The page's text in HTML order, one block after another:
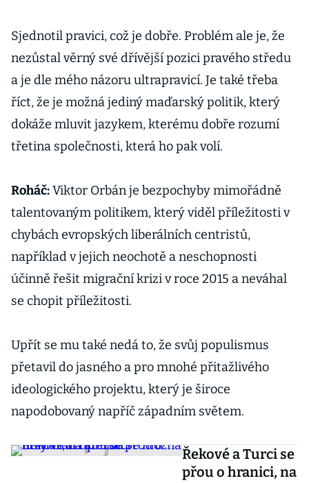
Sjednotil pravici, což je dobře. Problém ale je, že
nezůstal věrný své dřívější pozici pravého středu
a je dle mého názoru ultrapravicí. Je také třeba
říct, že je možná jediný maďarský politik, který
dokáže mluvit jazykem, kterému dobře rozumí
třetina společnosti, která ho pak volí.
Roháč:Viktor Orbán je bezpochyby mimořádně
talentovaným politikem, který viděl příležitosti v
chybách evropských liberálních centristů,
například v jejich neochotě a neschopnosti
účinně řešit migrační krizi v roce 2015 a neváhal
se chopit příležitosti.
Upřít se mu také nedá to, že svůj populismus
přetavil do jasného a pro mnohé přitažlivého
ideologického projektu, který je široce
napodobovaný napříč západním světem.
Řekové a Turci se
přou o hranici, na